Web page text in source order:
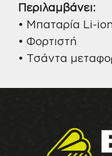
Περιλαμβάνει:
• Μπαταρία Li-
• Φορτιστή
• Τσάντα